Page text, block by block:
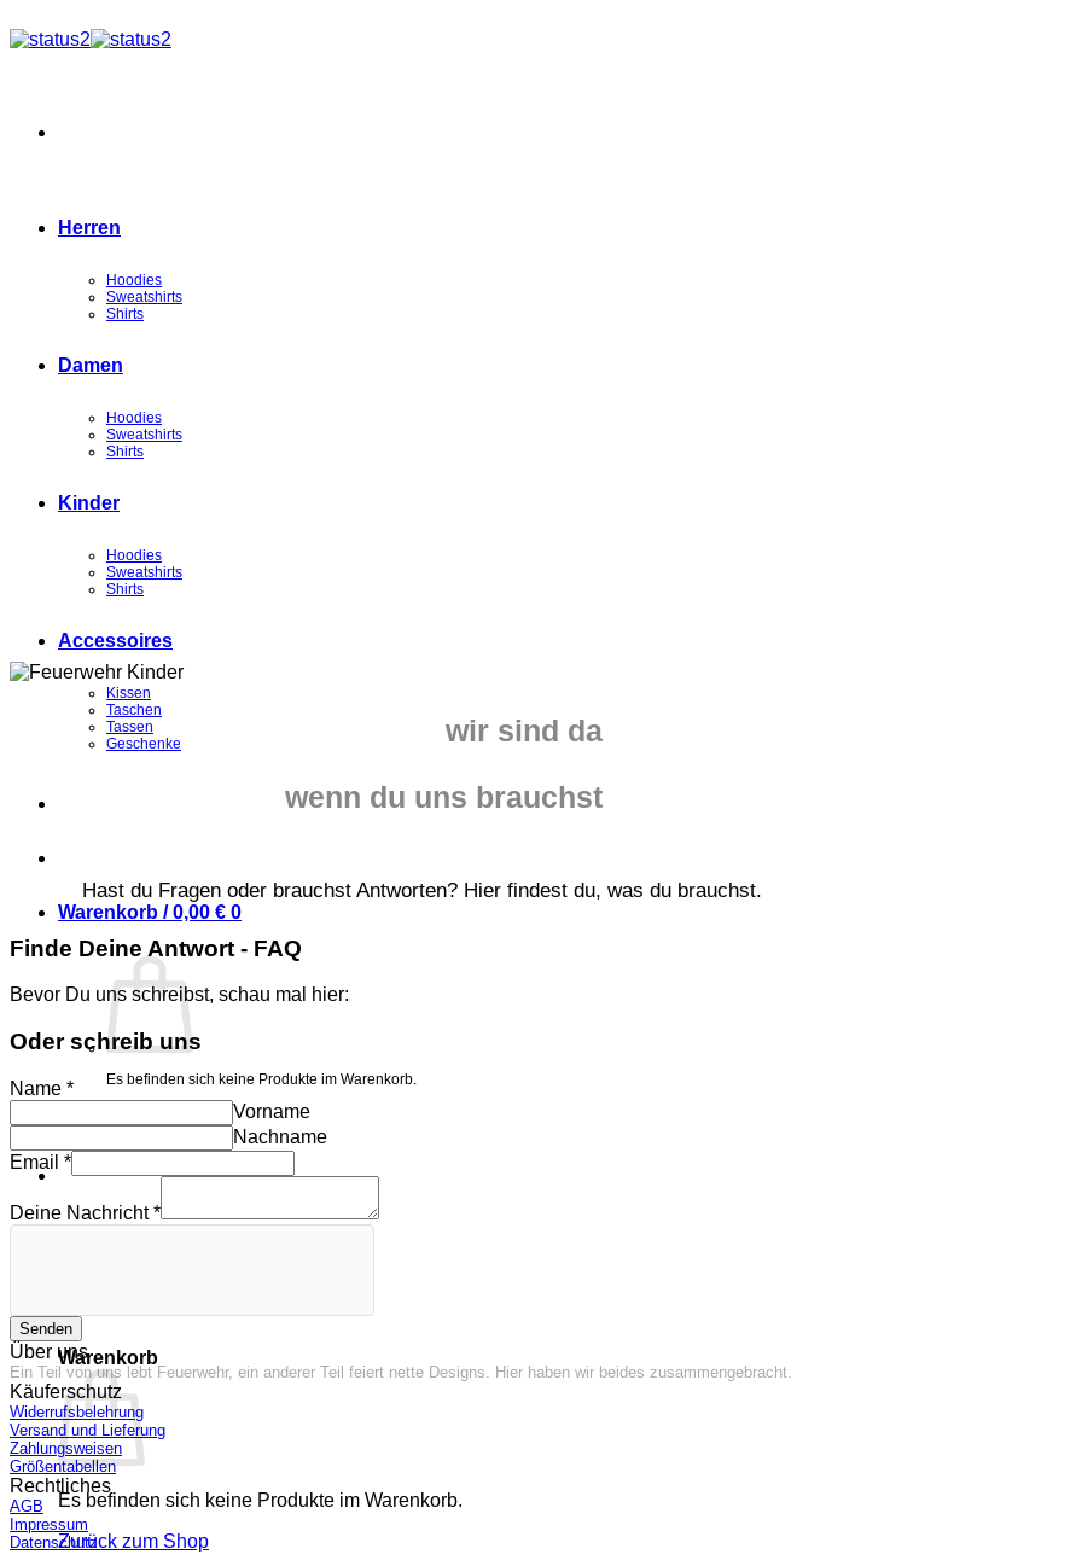
Inhalt
Herren
Hoodies
Sweatshirts
Shirts
Damen
Hoodies
Sweatshirts
Shirts
Kinder
Hoodies
Sweatshirts
Shirts
Accessoires
Kissen
Taschen
Tassen
Geschenke
Warenkorb /0,00 € 0
Es befinden sich keine Produkte im Warenkorb.
Warenkorb
Es befinden sich keine Produkte im Warenkorb.
Zurück zum Shop
wir sind da
wenn du uns brauchst
Hast du Fragen oder brauchst Antworten? Hier findest du, was du brauchst.
Finde Deine Antwort - FAQ
Bevor Du uns schreibst, schau mal hier:
Oder schreib uns
Name *
Vorname
Nachname
Email *
Deine Nachricht*
Senden
Über uns
Ein Teil von uns lebt Feuerwehr, ein anderer Teil feiert nette Designs. Hier haben wir beides zusammengebracht.
Käuferschutz
Widerrufsbelehrung
Versand und Lieferung
Zahlungsweisen
Größentabellen
Rechtliches
AGB
Impressum
Datenschutz